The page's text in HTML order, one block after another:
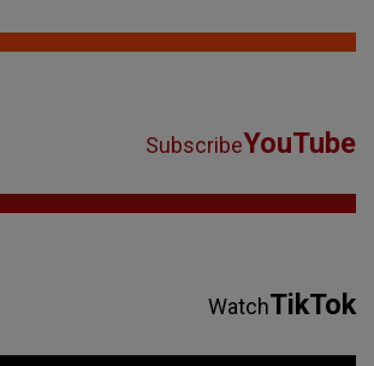
SubscribeYouTube
WatchTikTok